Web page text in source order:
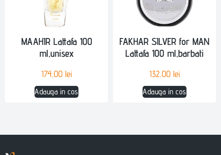
MAAHIR Lattafa 100
ml,unisex
174,00 lei
Adauga in cos
FAKHAR SILVER for MAN
Lattafa 100 ml,barbati
132,00 lei
Adauga in cos